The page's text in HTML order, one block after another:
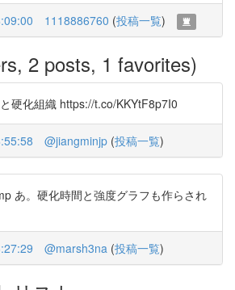
1118886760 (投稿一覧)
2 posts, 1 favorites)
硬化組織 https://t.co/KKYtF8p7I0
@jiangminjp (投稿一覧)
あ。硬化時間と強度グラフも作らされ
@marsh3na (投稿一覧)